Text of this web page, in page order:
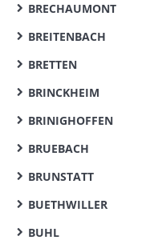
BRECHAUMONT
BREITENBACH
BRETTEN
BRINCKHEIM
BRINIGHOFFEN
BRUEBACH
BRUNSTATT
BUETHWILLER
BUHL